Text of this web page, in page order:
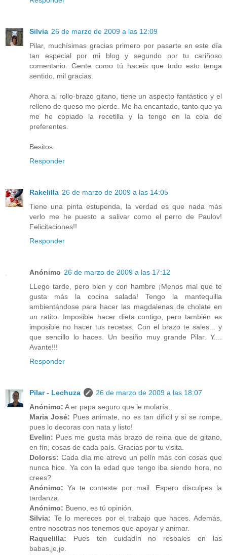
Silvia 26 de marzo de 2009 a las 12:09
Pilar, muchísimas gracias primero por pasarte en este día
tan especial por mi blog y segundo por tu cariñoso
comentario. Gente como tú haceis que todo esto tenga
sentido, mil gracias.
Ahora al rollo-brazo gitano, tiene un aspecto fantástico y el
relleno de queso me pierde. Me ha encantado, tanto que ya
me he copiado la recetilla y la tengo en la cola de
preferentes.
Besitos.
Responder
Rakelilla 26 de marzo de 2009 a las 14:05
Tiene una pinta estupenda, la verdad es que nada más
verlo me he puesto a salivar como el perro de Paulov!
Felicitaciones!!
Responder
Anónimo 26 de marzo de 2009 a las 17:12
LLego tarde, pero bien y con hambre ¡Menos mal que te
gusta más la cocina salada! Tengo la mantequilla
ambientándose para hacer las magdalenas de cholate en
un ratito. Imposible hacer dieta contigo, pero también es
imposible no hacer tus recetas. Con el brazo te sales... y
que sencillo lo haces. Un besiño muy grande Pilar. Y....
Avante!!!
Responder
Pilar - Lechuza
26 de marzo de 2009 a las 18:07
Anónimo: A er papa seguro que le molaría..
Maria José: Pues animate, no es tan dificil y si se rompe,
pues lo decoras con nata y listo!
Evelin: Pues me gusta más brazo de reina que de gitano,
en fín, cosas de cada país. Gracias por tu visita.
Dolorss: Cada día me atrevo un pelín más con cosas que
nunca hice. Ya con la edad que tengo iba siendo hora, no
crees?
Anónimo: Ya te conteste por mail. Espero disculpes la
tardanza.
Anónimo: Bueno, es tú opinión.
Silvia: Te lo mereces por el trabajo que haces. Además,
entre nosotras nos tenemos que apoyar y animar.
Raquelilla: Pues ten cuidadín no resbales en las
babas,je,je.